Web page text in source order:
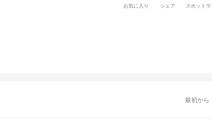
お気に入り シェア スポットラ
最初から